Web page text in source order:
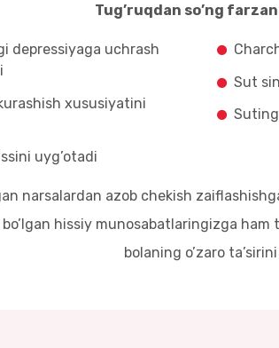
Tug’ruqdan so’ng
depressiyaga uchrash
xususiyatini
uyg’otadi
Sut
narsalardan azob chekish
hissiy munosabatlaringizga
bolaning o’zaro